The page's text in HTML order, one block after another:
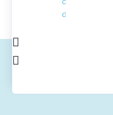
de l'énergie